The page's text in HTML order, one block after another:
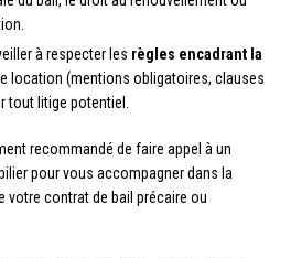
à respecter les règles encadrant la
location (mentions obligatoires, clauses
tout litige potentiel.
recommandé de faire appel à un
pour vous accompagner dans la
votre contrat de bail précaire ou